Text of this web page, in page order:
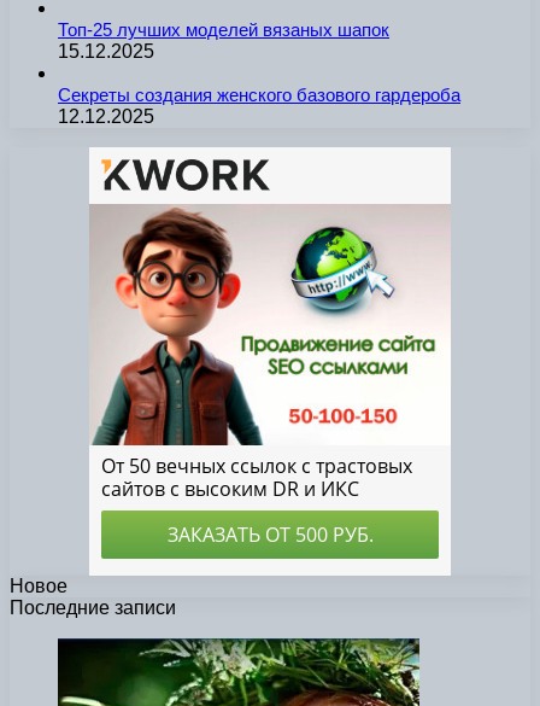
Топ-25 лучших моделей вязаных шапок
15.12.2025
Секреты создания женского базового гардероба
12.12.2025
Новое
Последние записи